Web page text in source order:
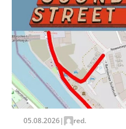
Zapamiętaj moje
pisania kolejnych
05.08.2026| red.